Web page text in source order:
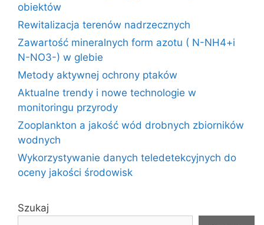
obiektów
Rewitalizacja terenów nadrzecznych
Zawartość mineralnych form azotu ( N-NH4+i
N-NO3-) w glebie
Metody aktywnej ochrony ptaków
Aktualne trendy i nowe technologie w
monitoringu przyrody
Zooplankton a jakość wód drobnych zbiorników
wodnych
Wykorzystywanie danych teledetekcyjnych do
oceny jakości środowisk
Szukaj